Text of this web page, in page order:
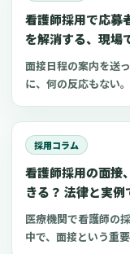
れます。この記事で
とで、外国人看護師
いう視点をご提案し
も、実務で迷いやす
後の業務範囲の明確
す。
看護師採用で応募
を解消する、現場
面接日程の案内を送
に、何の反応もない
二度はあるのではな
の返信がないことは
生労働省の発表によ
師」の有効求人倍率
業の平均と比べても
しているのが当たり
否の連絡や面接の調
採用コラム
看護師採用の面接
きる？ 法律と実例
医療機関で看護師の
中で、面接という重